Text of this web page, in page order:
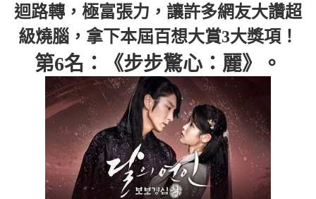
迴路轉，極富張力，讓許多網友大讚超
級燒腦，拿下本屆百想大賞3大獎項！
第6名：《步步驚心：麗》。